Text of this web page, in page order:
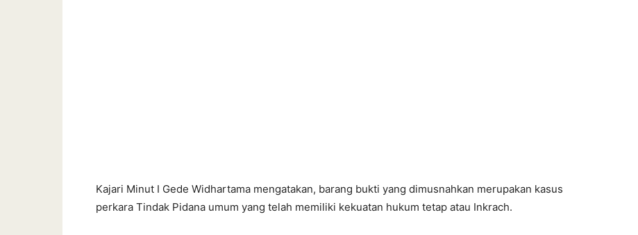
Kajari Minut I Gede Widhartama mengatakan, barang bukti yang dimusnahkan merupakan kasus
perkara Tindak Pidana umum yang telah memiliki kekuatan hukum tetap atau Inkrach.